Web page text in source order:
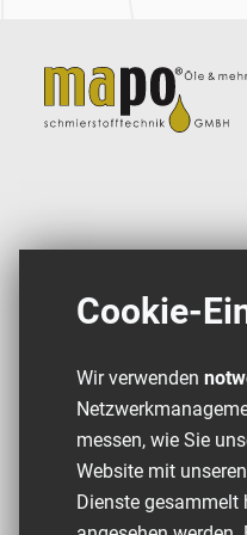
Cookie-
Wir verwenden
messen, wie Sie
Website mit
Dienste gesammelt